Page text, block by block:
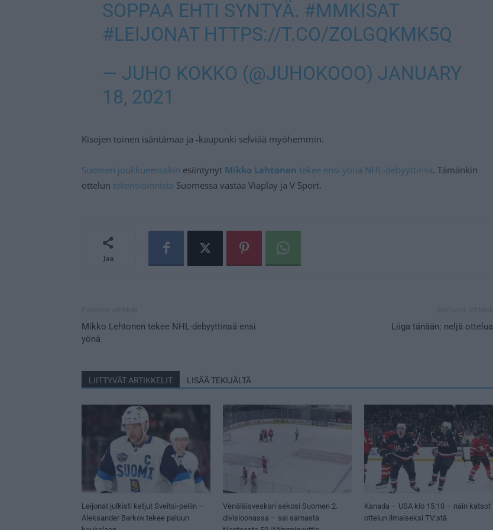
SOPPAA EHTI SYNTYÄ. #MMKISAT
#LEIJONAT HTTPS://T.CO/ZOLGQKMK5Q
— JUHO KOKKO (@JUHOKOOO) JANUARY
18, 2021
Kisojen toinen isäntämaa ja -kaupunki selviää myöhemmin.
Suomen joukkueessakin esiintynyt Mikko Lehtonen tekee ensi yönä NHL-debyyttinsä. Tämänkin
ottelun televisioinnista Suomessa vastaa Viaplay ja V Sport.
Jaa
Mikko Lehtonen tekee NHL-debyyttinsä ensi
yönä
Liiga tänään: neljä ottelua
LIITTYVÄT ARTIKKELIT LISÄÄ TEKIJÄLTÄ
Leijonat julkisti ketjut Sveitsi-peliin –
Aleksander Barkov tekee paluun
Venäläisveskari sekosi Suomen 2.
divisioonassa – sai samasta
Kanada – USA klo 15:10 – näin katsot
ottelun ilmaiseksi TV:stä